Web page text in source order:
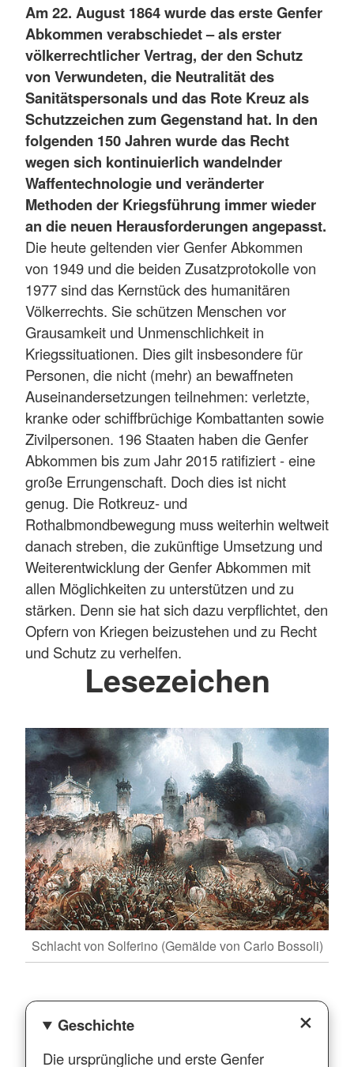
Am 22. August 1864 wurde das erste Genfer
Abkommen verabschiedet – als erster
völkerrechtlicher Vertrag, der den Schutz
von Verwundeten, die Neutralität des
Sanitätspersonals und das Rote Kreuz als
Schutzzeichen zum Gegenstand hat. In den
folgenden 150 Jahren wurde das Recht
wegen sich kontinuierlich wandelnder
Waffentechnologie und veränderter
Methoden der Kriegsführung immer wieder
an die neuen Herausforderungen angepasst.
Die heute geltenden vier Genfer Abkommen
von 1949 und die beiden Zusatzprotokolle von
1977 sind das Kernstück des humanitären
Völkerrechts. Sie schützen Menschen vor
Grausamkeit und Unmenschlichkeit in
Kriegssituationen. Dies gilt insbesondere für
Personen, die nicht (mehr) an bewaffneten
Auseinandersetzungen teilnehmen: verletzte,
kranke oder schiffbrüchige Kombattanten sowie
Zivilpersonen. 196 Staaten haben die Genfer
Abkommen bis zum Jahr 2015 ratifiziert - eine
große Errungenschaft. Doch dies ist nicht
genug. Die Rotkreuz- und
Rothalbmondbewegung muss weiterhin weltweit
danach streben, die zukünftige Umsetzung und
Weiterentwicklung der Genfer Abkommen mit
allen Möglichkeiten zu unterstützen und zu
stärken. Denn sie hat sich dazu verpflichtet, den
Opfern von Kriegen beizustehen und zu Recht
und Schutz zu verhelfen.
Lesezeichen
Schlacht von Solferino (Gemälde von Carlo Bossoli)
Geschichte
Die ursprüngliche und erste Genfer